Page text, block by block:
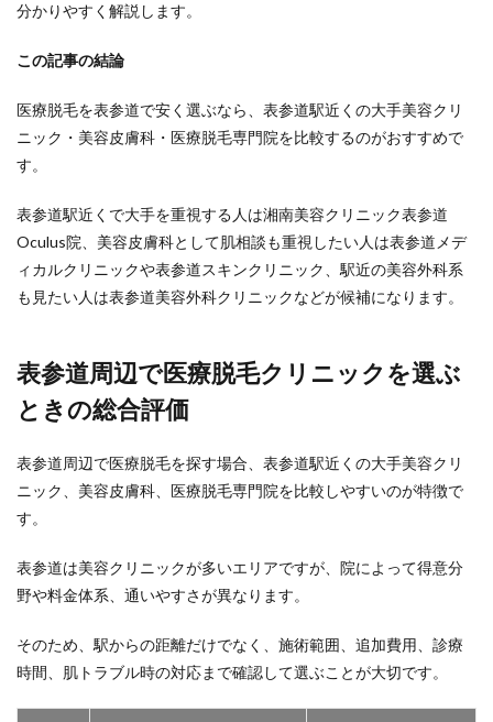
分かりやすく解説します。
この記事の結論
医療脱毛を表参道で安く選ぶなら、表参道駅近くの大手美容クリ
ニック・美容皮膚科・医療脱毛専門院を比較するのがおすすめで
す。
表参道駅近くで大手を重視する人は湘南美容クリニック表参道
Oculus院、美容皮膚科として肌相談も重視したい人は表参道メデ
ィカルクリニックや表参道スキンクリニック、駅近の美容外科系
も見たい人は表参道美容外科クリニックなどが候補になります。
表参道周辺で医療脱毛クリニックを選ぶ
ときの総合評価
表参道周辺で医療脱毛を探す場合、表参道駅近くの大手美容クリ
ニック、美容皮膚科、医療脱毛専門院を比較しやすいのが特徴で
す。
表参道は美容クリニックが多いエリアですが、院によって得意分
野や料金体系、通いやすさが異なります。
そのため、駅からの距離だけでなく、施術範囲、追加費用、診療
時間、肌トラブル時の対応まで確認して選ぶことが大切です。